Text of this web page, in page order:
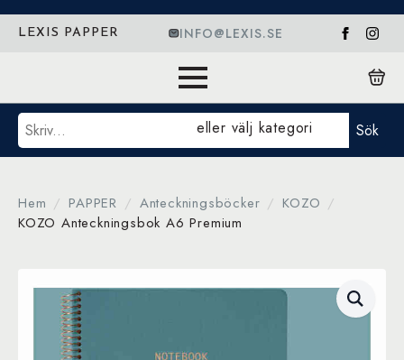
LEXIS PAPPER INFO@LEXIS.SE
Sök eller välj kategori Sök
Hem PAPPER Anteckningsböcker
KOZO
KOZO Anteckningsbok A6 Premium